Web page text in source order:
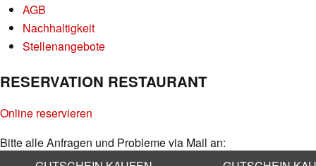
AGB
Nachhaltigkeit
Stellenangebote
RESERVATION RESTAURANT
Online reservieren
Bitte alle Anfragen und Probleme via Mail an:
info@kaufleuten.ch